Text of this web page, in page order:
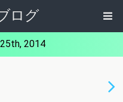
ログ
2014